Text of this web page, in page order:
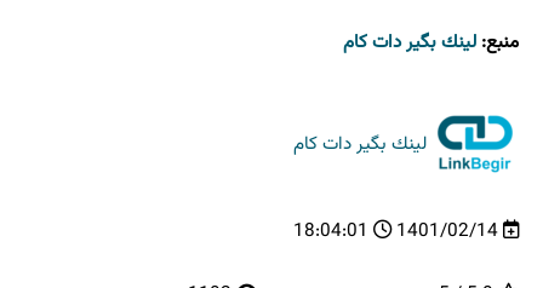
منبع: لینك بگیر دات كام
لینك بگیر دات كام
1401/02/14
18:04:01